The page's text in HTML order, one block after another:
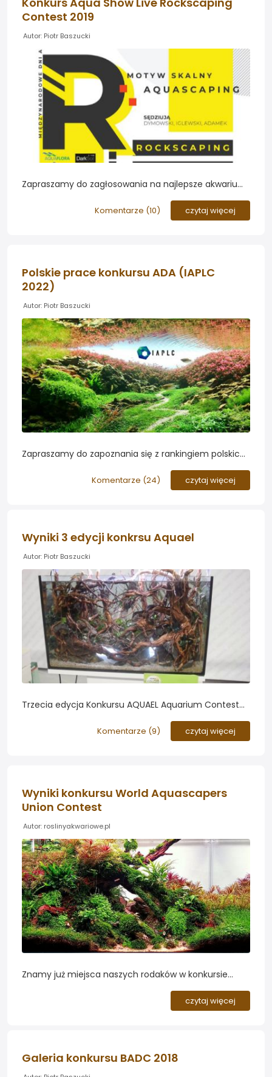
Contest 2019
Autor: Piotr Baszucki
Zapraszamy do zagłosowania na najlepsze akwarium
Międzynarodowych Dni Akwarystyki w Warszawie...
Komentarze (10) czytaj więcej
Polskie prace konkursu ADA (IAPLC
2022)
Autor: Piotr Baszucki
Zapraszamy do zapoznania się z rankingiem polskich
nadesłanych przez naszych rodaków...
Komentarze (24) czytaj więcej
Wyniki 3 edycji konkrsu Aquael
Autor: Piotr Baszucki
Trzecia edycja Konkursu AQUAEL Aquarium Contest
wśród których przewagę stanowili użytkownicy
Komentarze (9) czytaj więcej
Wyniki konkursu World Aquascapers
Union Contest
Autor: roslinyakwariowe.pl
Znamy już miejsca naszych rodaków w konkursie
aż 12 miejsc w rankingu między 30 a 100-ną pozycją...
czytaj więcej
Galeria konkursu BADC 2018